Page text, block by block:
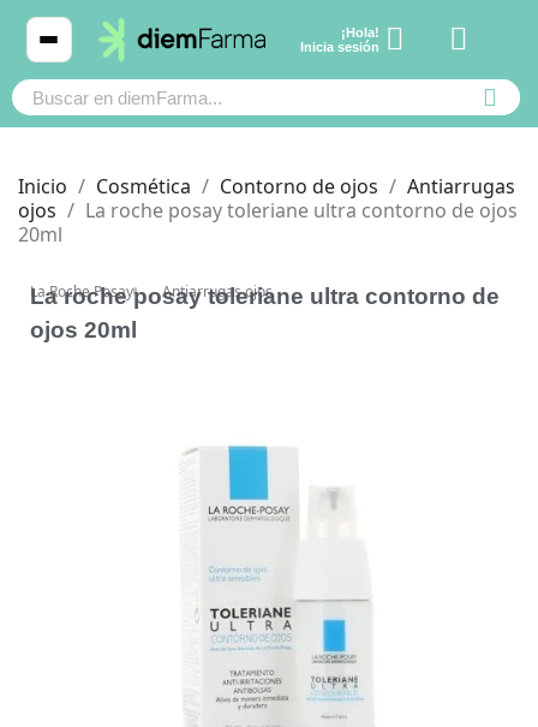
Bebé y mamá
Productos naturales y dietética
Protección solar
¡Hola!
Inicia sesión
Ver carrito
Bebé y mamá
Productos naturales y dietética
Protección solar
Inicio Cosmética Contorno de ojos
Antiarrugas
ojos
La roche posay toleriane ultra contorno de ojos
20ml
La Roche Posay Antiarrugas ojos
La roche posay toleriane ultra contorno de
ojos 20ml